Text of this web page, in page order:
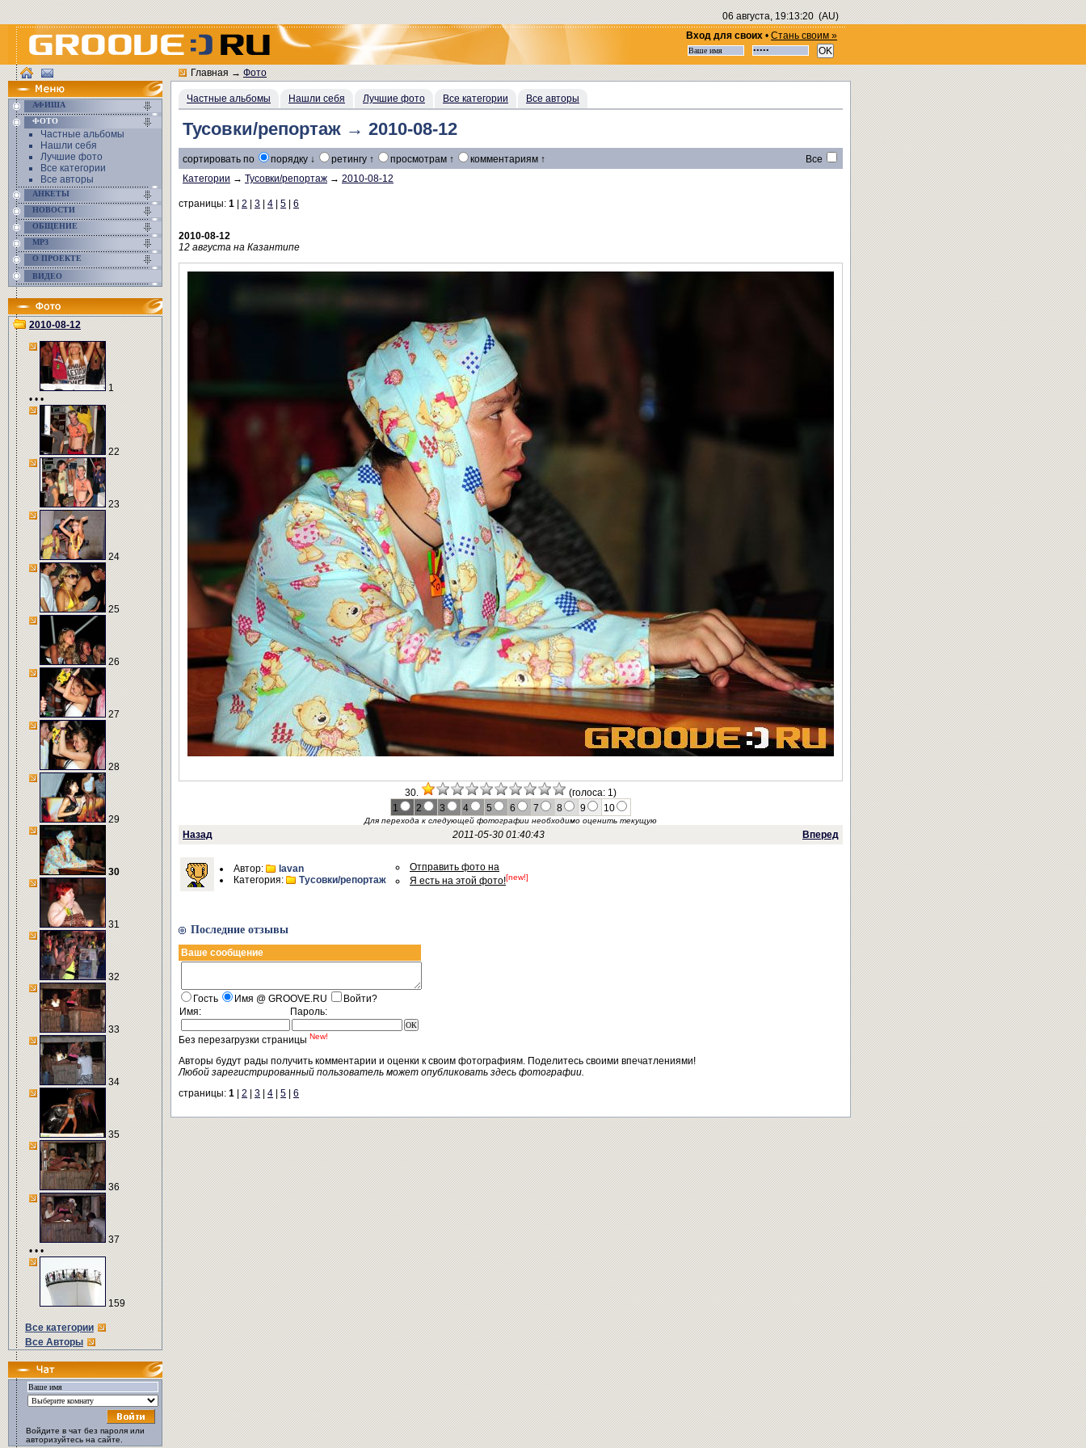
06 августа, 19:13:20(AU)
Вход для своих • Стань своим »
АФИША
ФОТО
Частные альбомы
Нашли себя
Лучшие фото
Все категории
Все авторы
АНКЕТЫ
НОВОСТИ
ОБЩЕНИЕ
MP3
О ПРОЕКТЕ
ВИДЕО
2010-08-12
1
• • •
22
23
24
25
26
27
28
29
30
31
32
33
34
35
36
37
• • •
159
Все категории
Все Авторы
Войдите в чат без пароля или
авторизуйтесь на сайте.
Главная→Фото
Частные альбомы Нашли себя Лучшие фото Все категории Все авторы
Тусовки/репортаж → 2010-08-12
сортировать по порядку ↓ ретингу ↑ просмотрам ↑ комментариям ↑
Все
Категории → Тусовки/репортаж → 2010-08-12
страницы: 1 2 3 4 5 6
2010-08-12
12 августа на Казантипе
30.
(голоса: 1)
1
2 3 4 5 6 7 8 9 10
Для перехода к следующей фотографии необходимо оценить текущую
Назад 2011-05-30 01:40:43 Вперед
Автор:
lavan
Категория:
Тусовки/репортаж
Отправить фото на
Я есть на этой фото![new!]
Последние отзывы
Ваше сообщение
Гость Имя @ GROOVE.RU
Войти?
Имя:
Пароль:
Без перезагрузки страницы New!
Авторы будут рады получить комментарии и оценки к своим фотографиям. Поделитесь своими впечатлениями!
Любой зарегистрированный пользователь может опубликовать здесь фотографии.
страницы: 1 2 3 4 5 6